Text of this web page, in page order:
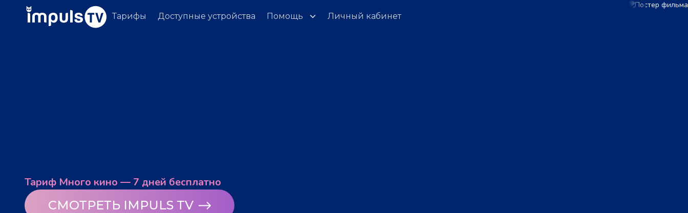
Тарифы Доступные устройства Помощь Личный кабинет
Тариф Много кино — 7 дней бесплатно
СМОТРЕТЬ IMPULS TV